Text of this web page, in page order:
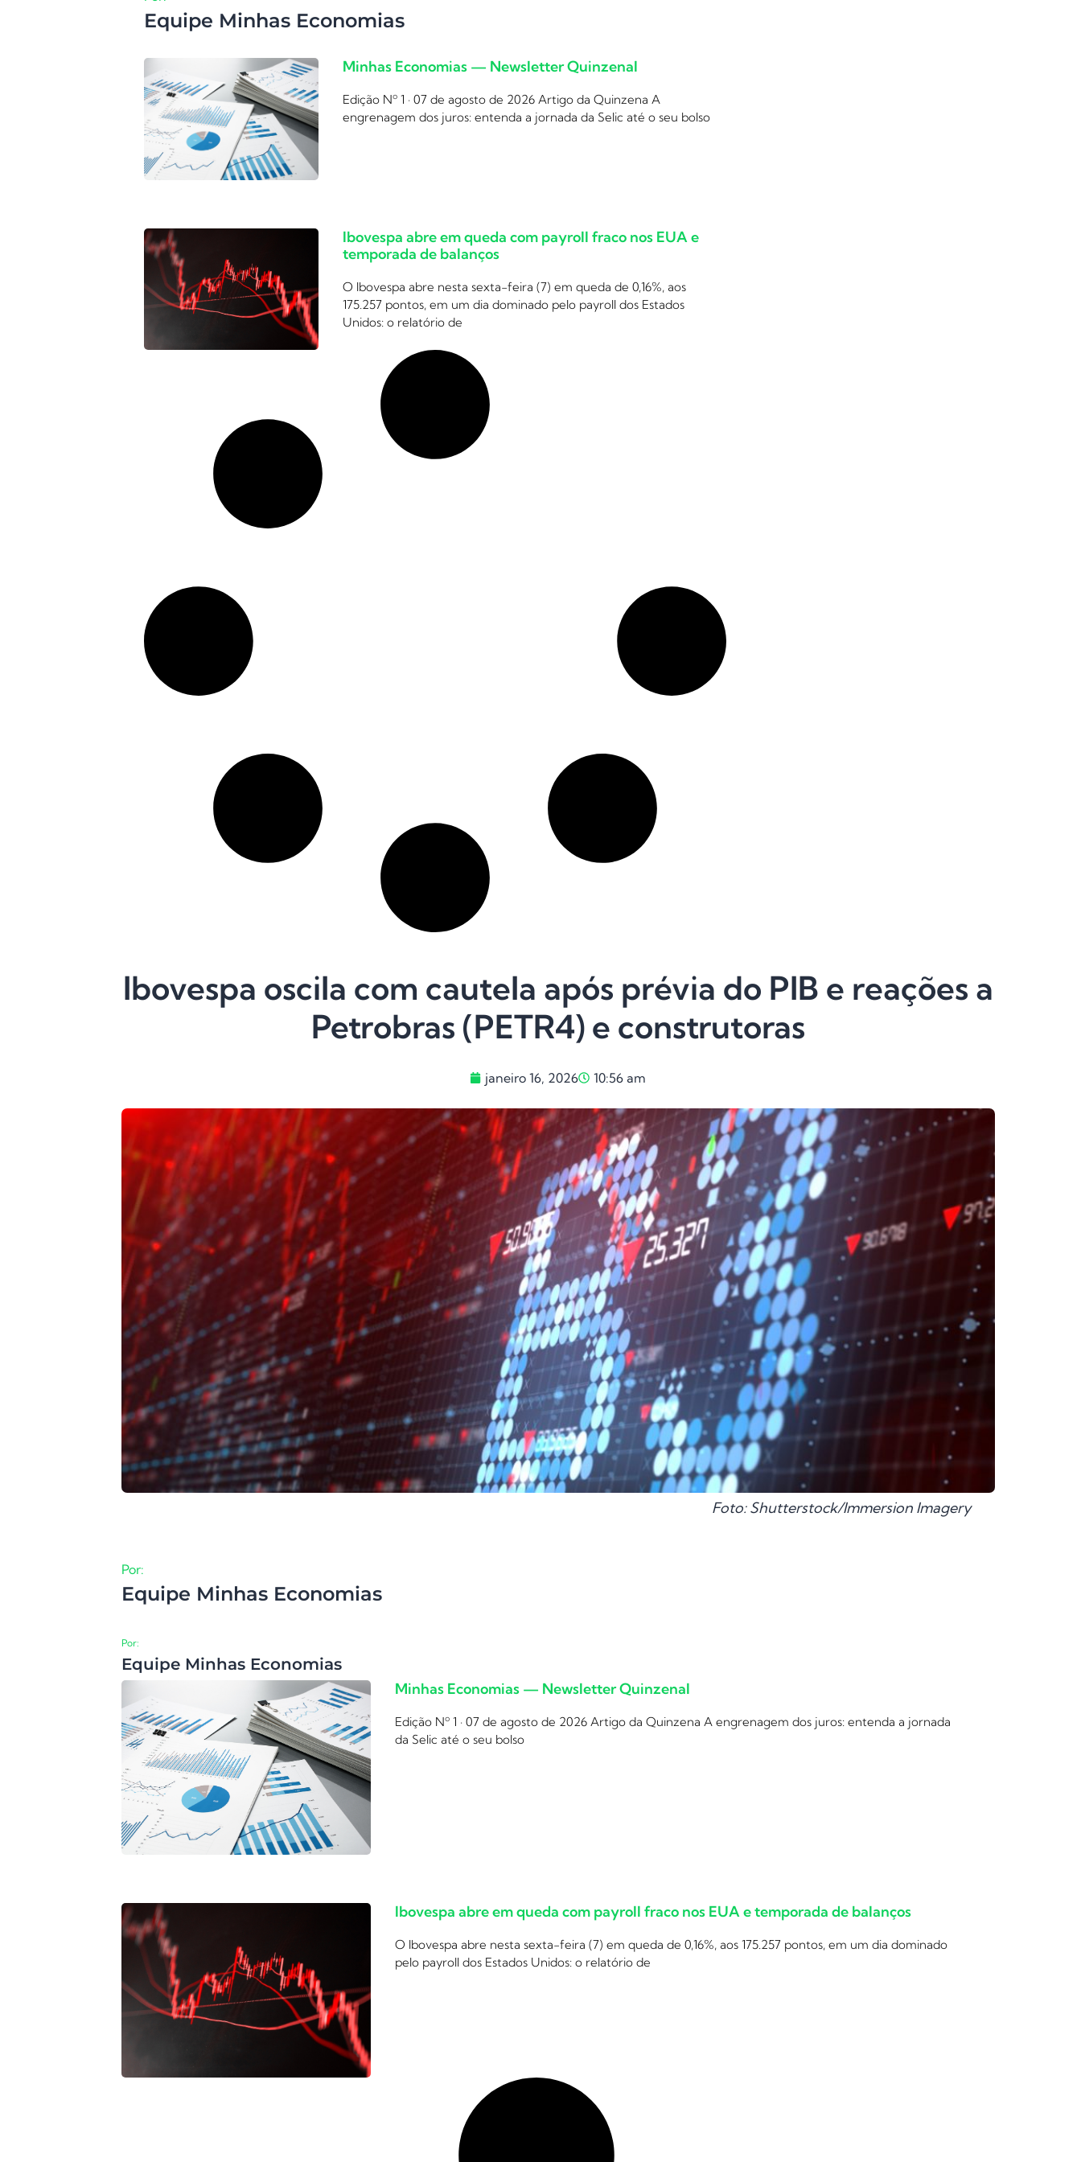
Equipe Minhas Economias
Minhas Economias — Newsletter Quinzenal
Edição Nº 1 · 07 de agosto de 2026 Artigo da Quinzena A
engrenagem dos juros: entenda a jornada da Selic até o seu bolso
Ibovespa abre em queda com payroll fraco nos EUA e
temporada de balanços
O Ibovespa abre nesta sexta-feira (7) em queda de 0,16%, aos
175.257 pontos, em um dia dominado pelo payroll dos Estados
Unidos: o relatório de
Ibovespa oscila com cautela após prévia do PIB e reações a
Petrobras (PETR4) e construtoras
janeiro 16, 2026 10:56 am
Foto: Shutterstock/Immersion Imagery
Por:
Equipe Minhas Economias
Por:
Equipe Minhas Economias
Minhas Economias — Newsletter Quinzenal
Edição Nº 1 · 07 de agosto de 2026 Artigo da Quinzena A engrenagem dos juros: entenda a jornada
da Selic até o seu bolso
Ibovespa abre em queda com payroll fraco nos EUA e temporada de balanços
O Ibovespa abre nesta sexta-feira (7) em queda de 0,16%, aos 175.257 pontos, em um dia dominado
pelo payroll dos Estados Unidos: o relatório de